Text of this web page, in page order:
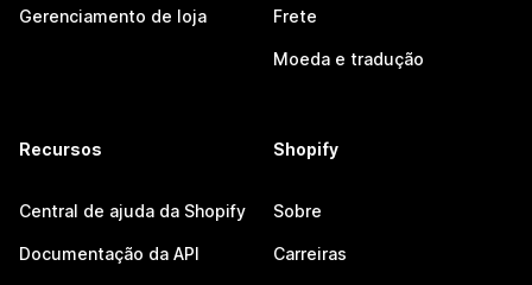
Gerenciamento de loja Frete
Moeda e tradução
Recursos
Central de ajuda da Shopify
Documentação da API
Shopify
Sobre
Carreiras